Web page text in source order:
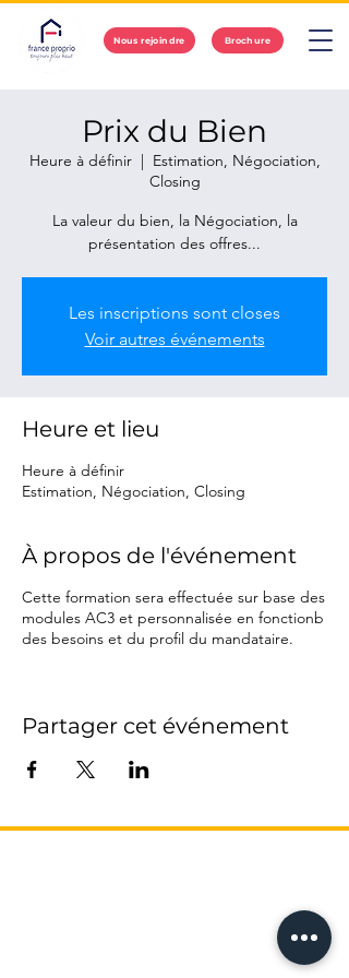
Nous rejoindre Brochure
Prix du Bien
Heure à définir
  |
Estimation, Négociation,
Closing
La valeur du bien, la Négociation, la
présentation des offres...
Les inscriptions sont closes
Voir autres événements
Heure et lieu
Heure à définir
Estimation, Négociation, Closing
À propos de l'événement
Cette formation sera effectuée sur base des
modules AC3 et personnalisée en fonctionb
des besoins et du profil du mandataire.
Partager cet événement